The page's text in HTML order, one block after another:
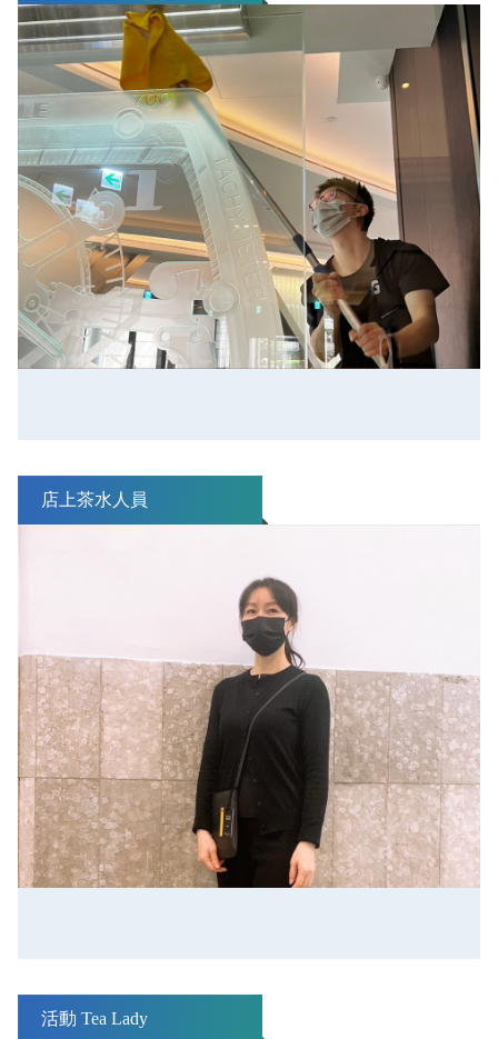
店上茶水人員
活動 Tea Lady